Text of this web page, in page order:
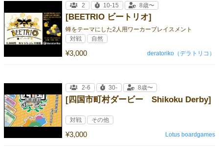
[BEETRIO ビートリオ]
蜂をテーマにした2人用ワーカープレイスメント
¥3,000
2 10-15 8歳〜
対戦 自然
deratoriko（デラトリコ）
[四国市町村ダービー Shikoku Derby]
¥3,000
2-6 30- 8歳〜
対戦 その他
Lotus boardgames